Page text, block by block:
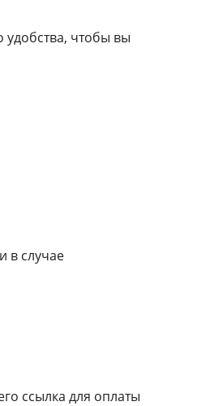
чтобы вы
в случае
ссылка для оплаты